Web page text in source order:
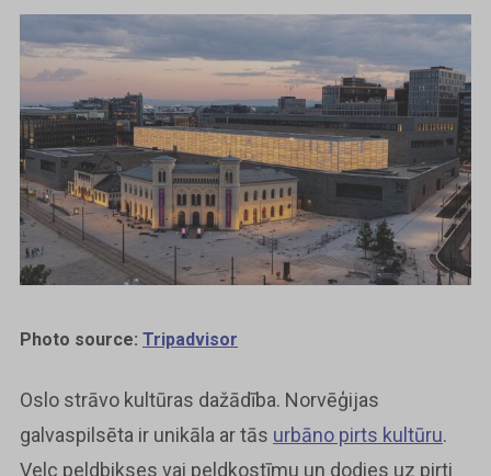
Photo source: Tripadvisor
Oslo strāvo kultūras dažādība. Norvēģijas
galvaspilsēta ir unikāla ar tās urbāno pirts kultūru.
Velc peldbikses vai peldkostīmu un dodies uz pirti